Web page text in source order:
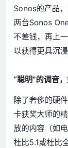
Sonos的产品
两台Sonos
不差钱，再上
以获得更具沉
“聪明”的调音
除了奢侈的硬
卡获奖大师的
放的内容（如
杜比5.1或杜比